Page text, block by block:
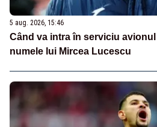
5 aug. 2026, 15:46
Când va intra în serviciu
numele lui Mircea Lucescu